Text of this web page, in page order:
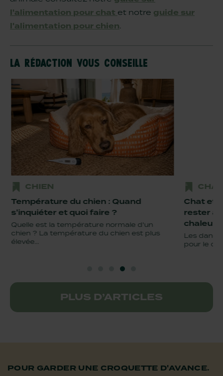
l'alimentation pour chat et notre guide sur
l'alimentation pour chien.
la rédaction vous conseille
CHIEN
Température du chien : Quand
s'inquiéter et quoi faire ?
Quelle est la température normale d'un
chien ? La température du chien est plus
élevée...
CHAT
Chat et
rester
chaleur
Les
pour le
PLUS D’ARTICLES
POUR GARDER UNE CROQUETTE D'AVANCE.